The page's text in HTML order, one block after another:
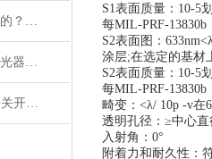
光时域反射仪时如何使用的？使用时又要注意哪些事项？
波长灵活调控：可调谐激光器在WDM系统中的应用解析
eospace铌酸锂超高速光开关开启通信新时代
S1表面质量：10-5
每MIL-PRF-13830b
S2表面图：
涂层;在选定的基材
S2表面质量：10-5
每MIL-PRF-
畸变：<λ/ 10p -v在
透明孔径：≥中心直
入射角：0°
附着力和耐久性：